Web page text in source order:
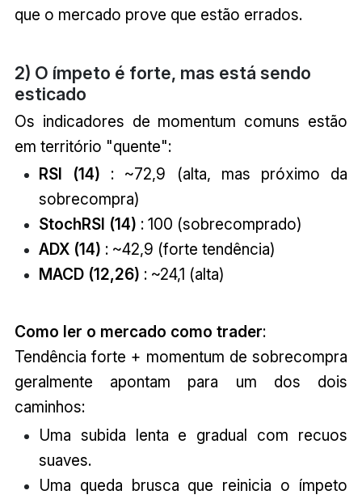
que o mercado prove que estão errados.
2) O ímpeto é forte, mas está sendo
esticado
Os indicadores de momentum comuns estão
em território "quente":
RSI (14) : ~72,9 (alta, mas próximo da
sobrecompra)
StochRSI (14) : 100 (sobrecomprado)
ADX (14) : ~42,9 (forte tendência)
MACD (12,26) : ~24,1 (alta)
Como ler o mercado como trader:
Tendência forte + momentum de sobrecompra
geralmente apontam para um dos dois
caminhos:
Uma subida lenta e gradual com recuos
suaves.
Uma queda brusca que reinicia o ímpeto